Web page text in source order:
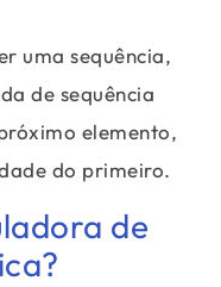
uma sequência,
de sequência
elemento,
do primeiro.
de